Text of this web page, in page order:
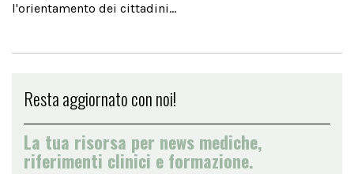
l'orientamento dei cittadini...
Resta aggiornato con noi!
La tua risorsa per news mediche,
riferimenti clinici e formazione.